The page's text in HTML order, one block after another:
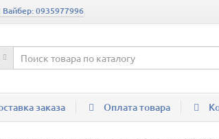
0935977996
заказа Оплата товара